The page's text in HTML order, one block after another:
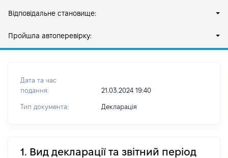
Відповідальне становище:
Пройшла автоперевірку:
Дата та час
подання:
21.03.2024 19:40
Тип документа: Декларація
1. Вид декларації та звітний період